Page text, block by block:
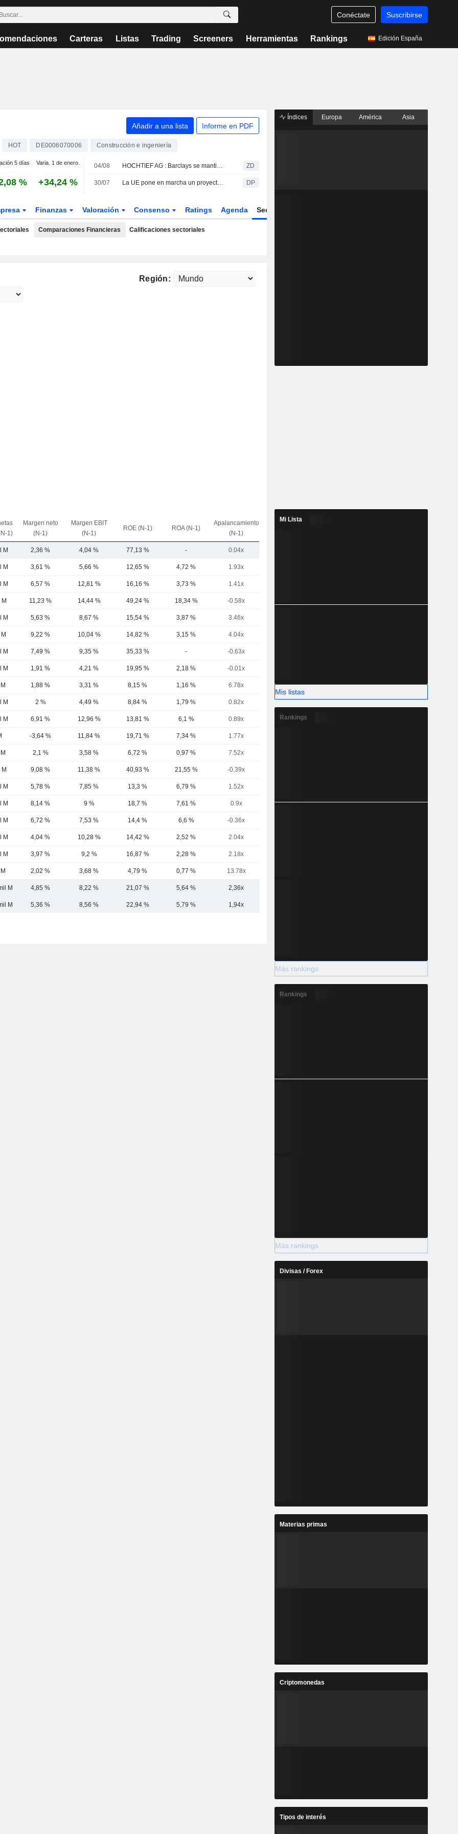
Conéctate Suscribirse
Carteras Listas Trading Screeners Herramientas Rankings Edición España
Añadir a una lista Informe en PDF
HOT DE0006070006 Construcción e ingeniería
5 días Varia. 1 de enero.
% +34,24 %
04/08 HOCHTIEF AG : Barclays se mantiene neutral sin recomendación. ZD
30/07 La UE pone en marcha un proyecto de 30.000 millones de euros para crear siete gigafactorías de IA DP
Finanzas Valoración Consenso Ratings Agenda Sector
Comparaciones Financieras Calificaciones sectoriales
Región:
1)
Margen neto
(N-1)
Margen EBIT
(N-1)
ROE (N-1) ROA (N-1)
Apalancamiento
(N-1)
M 2,36 % 4,04 % 77,13 % - 0.04x
M 3,61 % 5,66 % 12,65 % 4,72 % 1.93x
M 6,57 % 12,81 % 16,16 % 3,73 % 1.41x
11,23 % 14,44 % 49,24 % 18,34 % -0.58x
M 5,63 % 8,67 % 15,54 % 3,87 % 3.46x
9,22 % 10,04 % 14,82 % 3,15 % 4.04x
M 7,49 % 9,35 % 35,33 % - -0.63x
M 1,91 % 4,21 % 19,95 % 2,18 % -0.01x
1,88 % 3,31 % 8,15 % 1,16 % 6.78x
M 2 % 4,49 % 8,84 % 1,79 % 0.82x
M 6,91 % 12,96 % 13,81 % 6,1 % 0.89x
-3,64 % 11,84 % 19,71 % 7,34 % 1.77x
2,1 % 3,58 % 6,72 % 0,97 % 7.52x
9,08 % 11,38 % 40,93 % 21,55 % -0.39x
M 5,78 % 7,85 % 13,3 % 6,79 % 1.52x
M 8,14 % 9 % 18,7 % 7,61 % 0.9x
M 6,72 % 7,53 % 14,4 % 6,6 % -0.36x
M 4,04 % 10,28 % 14,42 % 2,52 % 2.04x
M 3,97 % 9,2 % 16,87 % 2,28 % 2.18x
2,02 % 3,68 % 4,79 % 0,77 % 13.78x
M 4,85 % 8,22 % 21,07 % 5,64 % 2,36x
M 5,36 % 8,56 % 22,94 % 5,79 % 1,94x
Índices Europa América Asia
Mi Lista
Mis listas
Rankings
Más rankings
Rankings
Más rankings
Divisas / Forex
Materias primas
Criptomonedas
Tipos de interés